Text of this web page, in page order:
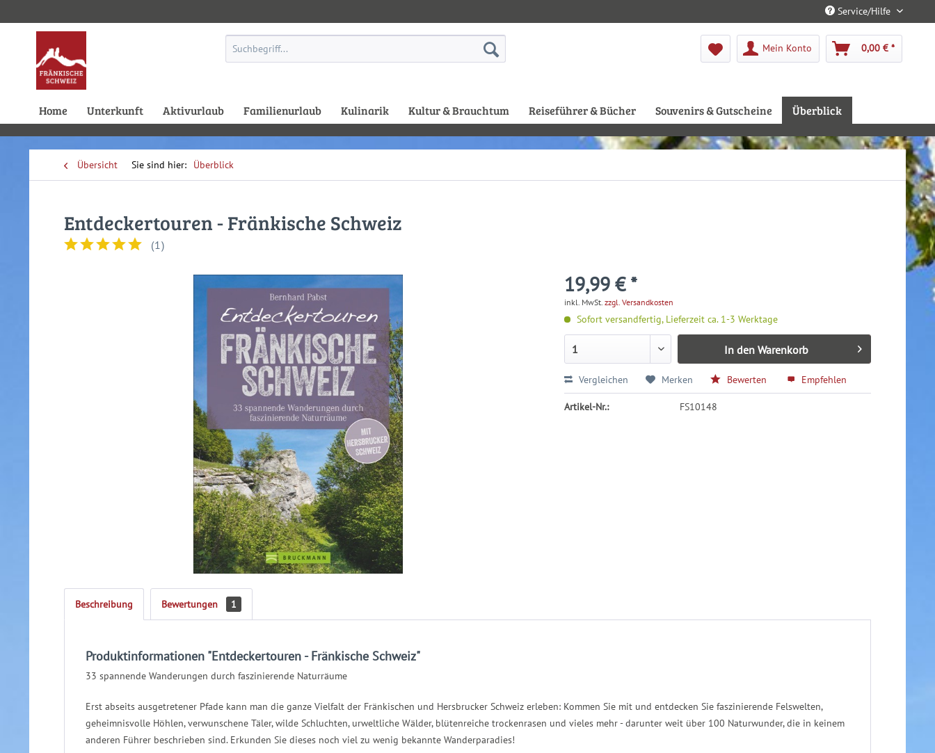
Service/Hilfe
Mein Konto 0,00 € *
Home Unterkunft Aktivurlaub Familienurlaub Kulinarik Kultur & Brauchtum Reiseführer & Bücher Souvenirs & Gutscheine Überblick
Übersicht Überblick
Entdeckertouren - Fränkische Schweiz
(1)
19,99 € *
inkl. MwSt.zzgl. Versandkosten
Sofort versandfertig, Lieferzeit ca. 1-3 Werktage
In den Warenkorb
Vergleichen Merken Bewerten Empfehlen
Artikel-Nr.: FS10148
Beschreibung Bewertungen 1
Produktinformationen "Entdeckertouren - Fränkische Schweiz"
33 spannende Wanderungen durch faszinierende Naturräume
Erst abseits ausgetretener Pfade kann man die ganze Vielfalt der Fränkischen und Hersbrucker Schweiz erleben: Kommen Sie mit und entdecken Sie faszinierende Felswelten,
geheimnisvolle Höhlen, verwunschene Täler, wilde Schluchten, urweltliche Wälder, blütenreiche trockenrasen und vieles mehr - darunter weit über 100 Naturwunder, die in keinem
anderen Führer beschrieben sind. Erkunden Sie dieses noch viel zu wenig bekannte Wanderparadies!